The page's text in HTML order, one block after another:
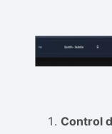
Control